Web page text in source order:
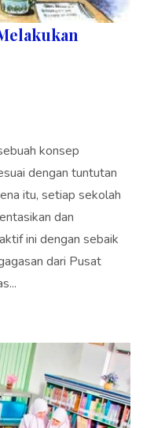
konsep
dengan tuntutan
itu, setiap sekolah
dan
ini dengan sebaik
dari Pusat